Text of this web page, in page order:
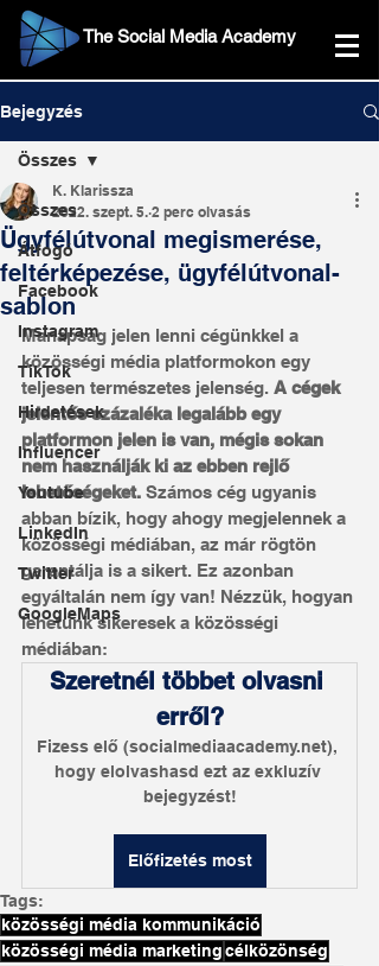
The Social Media Academy
Bejegyzés
Összes
Átfogó
Facebook
Instagram
TikTok
Hirdetések
Influencer
Youtube
LinkedIn
Twitter
GoogleMaps
Összes
Ügyfélútvonal megismerése,
feltérképezése, ügyfélútvonal-
sablon
K. Klarissza
2022. szept. 5. 2 perc olvasás
Manapság jelen lenni cégünkkel a
közösségi média platformokon egy
teljesen természetes jelenség. A cégek
jelentős százaléka legalább egy
platformon jelen is van, mégis sokan
nem használják ki az ebben rejlő
lehetőségeket. Számos cég ugyanis
abban bízik, hogy ahogy megjelennek a
közösségi médiában, az már rögtön
garantálja is a sikert. Ez azonban
egyáltalán nem így van! Nézzük, hogyan
lehetünk sikeresek a közösségi
médiában:
Szeretnél többet olvasni
erről?
Fizess elő (socialmediaacademy.net),
hogy elolvashasd ezt az exkluzív
bejegyzést!
Előfizetés most
Tags:
közösségi média kommunikáció
közösségi média marketingcélközönség